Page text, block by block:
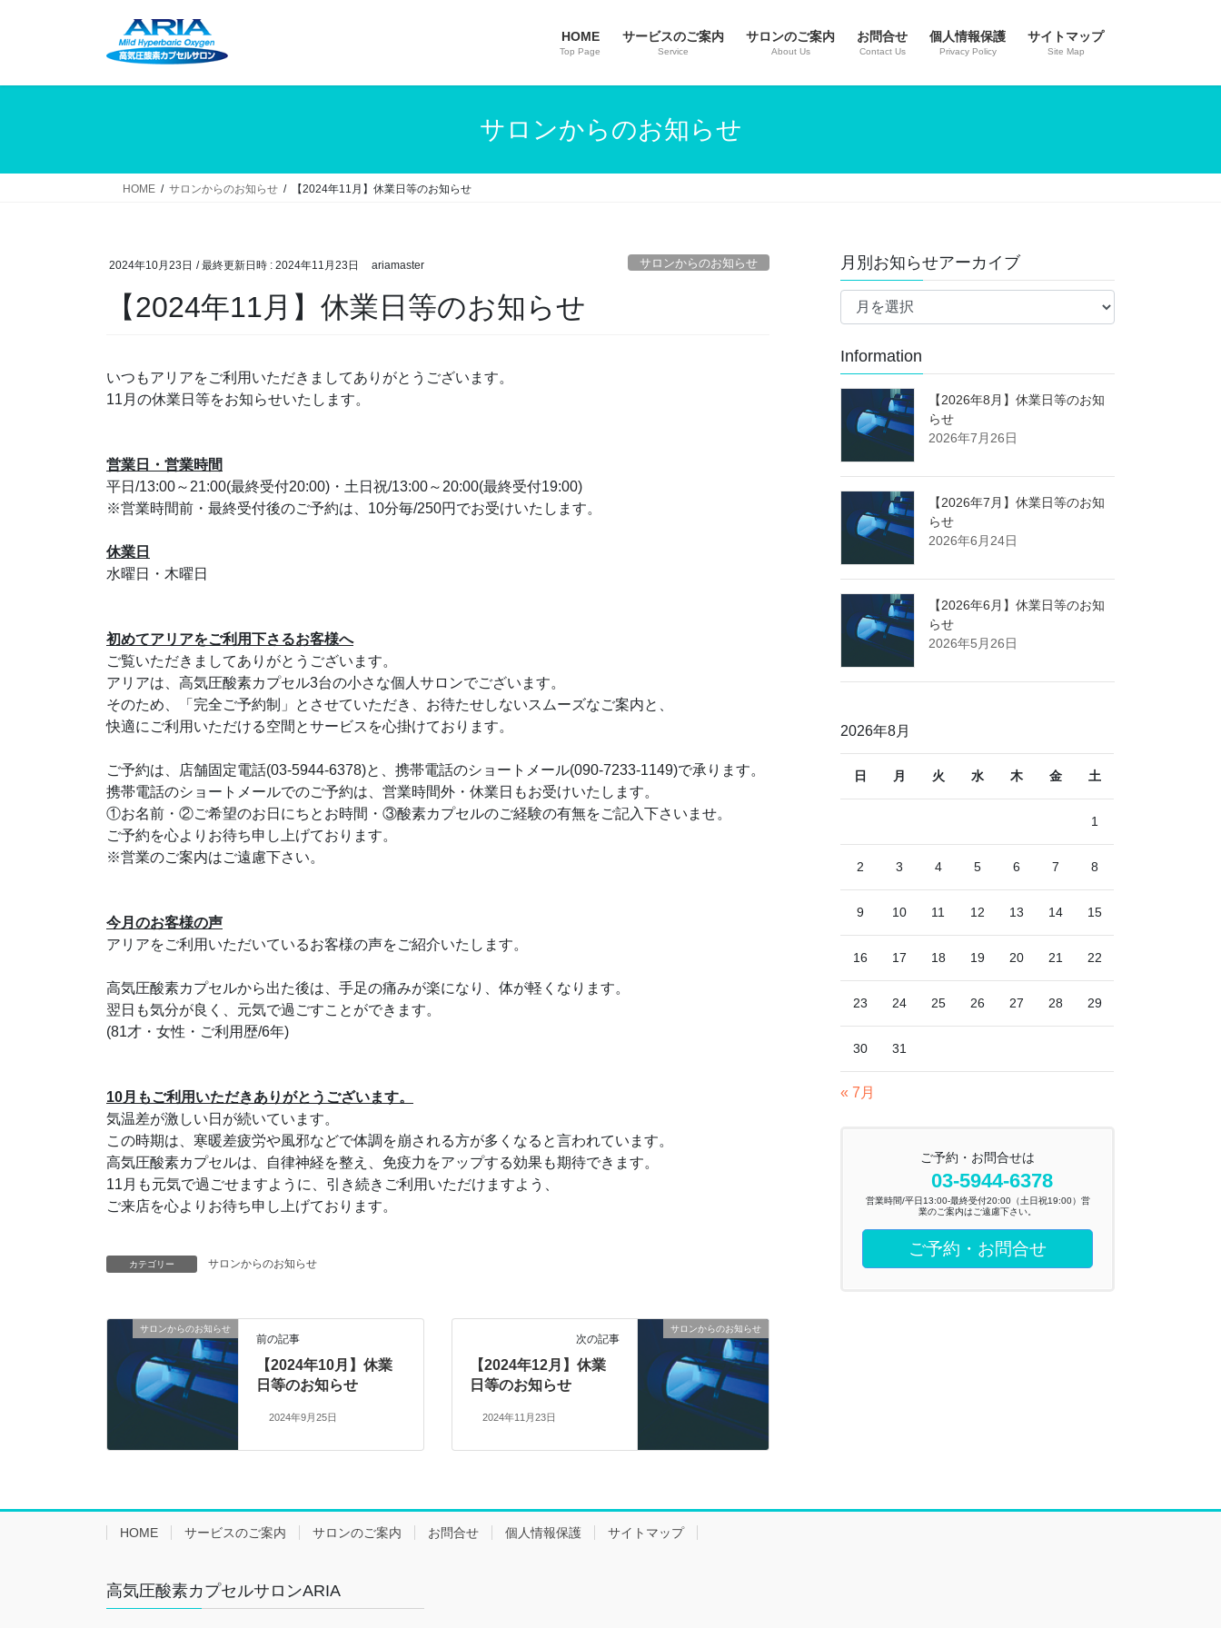
HOME
Top Page
サービスのご案内
Service
サロンのご案内
About Us
お問合せ
Contact Us
個人情報保護
Privacy Policy
サイトマップ
Site Map
サロンからのお知らせ
HOME サロンからのお知らせ 【2024年11月】休業日等のお知らせ
2024年10月23日 / 最終更新日時 : 2024年11月23日 ariamaster サロンからのお知らせ
【2024年11月】休業日等のお知らせ
いつもアリアをご利用いただきましてありがとうございます。
11月の休業日等をお知らせいたします。
営業日・営業時間
平日/13:00～21:00(最終受付20:00)・土日祝/13:00～20:00(最終受付19:00)
※営業時間前・最終受付後のご予約は、10分毎/250円でお受けいたします。
休業日
水曜日・木曜日
初めてアリアをご利用下さるお客様へ
ご覧いただきましてありがとうございます。
アリアは、高気圧酸素カプセル3台の小さな個人サロンでございます。
そのため、「完全ご予約制」とさせていただき、お待たせしないスムーズなご案内と、
快適にご利用いただける空間とサービスを心掛けております。
ご予約は、店舗固定電話(03-5944-6378)と、携帯電話のショートメール(090-7233-1149)で承ります。
携帯電話のショートメールでのご予約は、営業時間外・休業日もお受けいたします。
①お名前・②ご希望のお日にちとお時間・③酸素カプセルのご経験の有無をご記入下さいませ。
ご予約を心よりお待ち申し上げております。
※営業のご案内はご遠慮下さい。
今月のお客様の声
アリアをご利用いただいているお客様の声をご紹介いたします。
高気圧酸素カプセルから出た後は、手足の痛みが楽になり、体が軽くなります。
翌日も気分が良く、元気で過ごすことができます。
(81才・女性・ご利用歴/6年)
10月もご利用いただきありがとうございます。
気温差が激しい日が続いています。
この時期は、寒暖差疲労や風邪などで体調を崩される方が多くなると言われています。
高気圧酸素カプセルは、自律神経を整え、免疫力をアップする効果も期待できます。
11月も元気で過ごせますように、引き続きご利用いただけますよう、
ご来店を心よりお待ち申し上げております。
カテゴリー サロンからのお知らせ
サロンからのお知らせ
前の記事
【2024年10月】休業
日等のお知らせ
2024年9月25日
サロンからのお知らせ
次の記事
【2024年12月】休業
日等のお知らせ
2024年11月23日
月別お知らせアーカイブ
月
知
ら
ア
カ
ブ
Information
【2026年8月】休業日等のお知
らせ
2026年7月26日
【2026年7月】休業日等のお知
らせ
2026年6月24日
【2026年6月】休業日等のお知
らせ
2026年5月26日
2026年8月
日 月 火 水 木 金 土
1
2 3 4 5 6 7 8
9 10 11 12 13 14 15
16 17 18 19 20 21 22
23 24 25 26 27 28 29
30 31
« 7月
ご予約・お問合せは
03-5944-6378
営業時間/平日13:00-最終受付20:00（土日祝19:00）営
業のご案内はご遠慮下さい。
ご予約・お問合せ
HOME サービスのご案内 サロンのご案内 お問合せ 個人情報保護 サイトマップ
高気圧酸素カプセルサロンARIA